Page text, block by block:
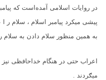
در روایات اسلامی آمده‌است که
پیشی میکرد پیامبر اسلام ، سلام
به همین منظور سلام دادن به سلام
اعراب حتی در هنگام خداحافظی
میګردند .